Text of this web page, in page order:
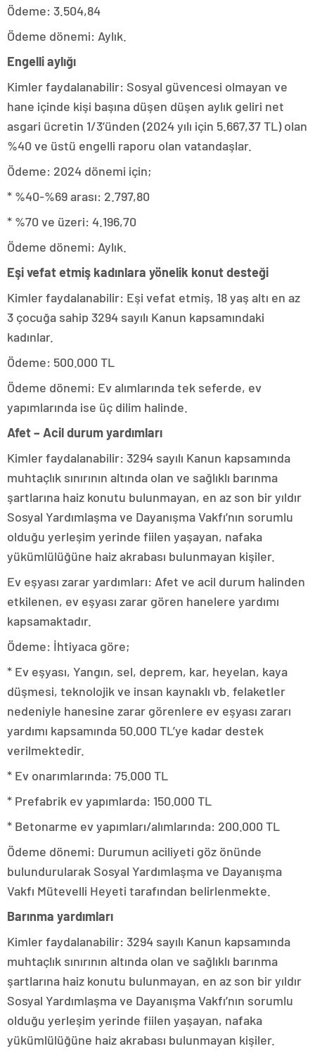
Ödeme: 3.504,84
Ödeme dönemi: Aylık.
Engelli aylığı
Kimler faydalanabilir: Sosyal güvencesi olmayan ve
hane içinde kişi başına düşen düşen aylık geliri net
asgari ücretin 1/3’ünden (2024 yılı için 5.667,37 TL) olan
%40 ve üstü engelli raporu olan vatandaşlar.
Ödeme: 2024 dönemi için;
* %40-%69 arası: 2.797,80
* %70 ve üzeri: 4.196,70
Ödeme dönemi: Aylık.
Eşi vefat etmiş kadınlara yönelik konut desteği
Kimler faydalanabilir: Eşi vefat etmiş, 18 yaş altı en az
3 çocuğa sahip 3294 sayılı Kanun kapsamındaki
kadınlar.
Ödeme: 500.000 TL
Ödeme dönemi: Ev alımlarında tek seferde, ev
yapımlarında ise üç dilim halinde.
Afet – Acil durum yardımları
Kimler faydalanabilir: 3294 sayılı Kanun kapsamında
muhtaçlık sınırının altında olan ve sağlıklı barınma
şartlarına haiz konutu bulunmayan, en az son bir yıldır
Sosyal Yardımlaşma ve Dayanışma Vakfı’nın sorumlu
olduğu yerleşim yerinde fiilen yaşayan, nafaka
yükümlülüğüne haiz akrabası bulunmayan kişiler.
Ev eşyası zarar yardımları: Afet ve acil durum halinden
etkilenen, ev eşyası zarar gören hanelere yardımı
kapsamaktadır.
Ödeme: İhtiyaca göre;
* Ev eşyası, Yangın, sel, deprem, kar, heyelan, kaya
düşmesi, teknolojik ve insan kaynaklı vb. felaketler
nedeniyle hanesine zarar görenlere ev eşyası zararı
yardımı kapsamında 50.000 TL’ye kadar destek
verilmektedir.
* Ev onarımlarında: 75.000 TL
* Prefabrik ev yapımlarda: 150.000 TL
* Betonarme ev yapımları/alımlarında: 200.000 TL
Ödeme dönemi: Durumun aciliyeti göz önünde
bulundurularak Sosyal Yardımlaşma ve Dayanışma
Vakfı Mütevelli Heyeti tarafından belirlenmekte.
Barınma yardımları
Kimler faydalanabilir: 3294 sayılı Kanun kapsamında
muhtaçlık sınırının altında olan ve sağlıklı barınma
şartlarına haiz konutu bulunmayan, en az son bir yıldır
Sosyal Yardımlaşma ve Dayanışma Vakfı’nın sorumlu
olduğu yerleşim yerinde fiilen yaşayan, nafaka
yükümlülüğüne haiz akrabası bulunmayan kişiler.